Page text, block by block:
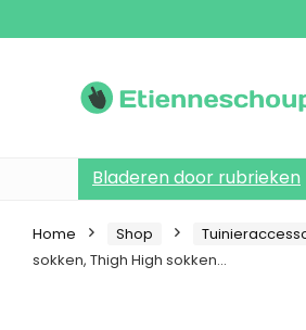
Bladeren door rubrieken
Home Shop
sokken, Thigh High sokken…